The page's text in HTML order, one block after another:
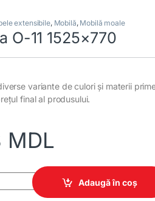
extensibile, Mobilă, Mobilă moale
O-11 1525×770
variante de culori și materii
final al produsului.
MDL
1525x770 quantity
Adaugă în coș